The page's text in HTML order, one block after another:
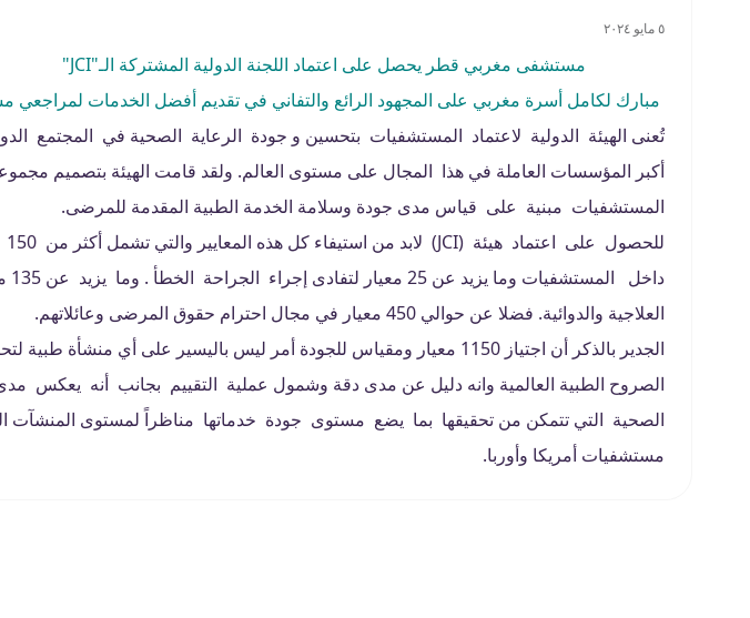
٥ مايو ٢٠٢٤
مستشفى مغربي قطر يحصل على اعتماد اللجنة الدولية المشتركة الـ"JCI"
مبارك لكامل أسرة مغربي على المجهود الرائع والتفاني في تقديم أفضل الخدمات
أكبر المؤسسات العاملة في هذا المجال على مستوى العالم. ولقد قامت الهيئة بتصميم مجموعة
المستشفيات مبنية على قياس مدى جودة وسلامة الخدمة الطبية المقدمة للمرضى.
العلاجية والدوائية. فضلا عن حوالي 450 معيار في مجال احترام حقوق المرضى وعائلاتهم.
الجدير بالذكر أن اجتياز 1150 معيار ومقياس للجودة أمر ليس باليسير على أي
الصروح الطبية العالمية وانه دليل عن مدى دقة وشمول عملية التقييم بجانب أنه يعكس
الصحية التي تتمكن من تحقيقها بما يضع مستوى جودة خدماتها مناظراً لمستوى المنشآت
مستشفيات أمريكا وأوربا.